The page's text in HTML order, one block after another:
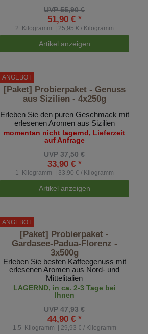
UVP 55,90 €
51,90 € *
2 Kilogramm | 25,95 € / Kilogramm
Artikel anzeigen
ANGEBOT
[Paket] Probierpaket - Genuss
aus Sizilien - 4x250g
Erleben Sie den puren Geschmack mit
erlesenen Aromen aus Sizilien
momentan nicht lagernd, Lieferzeit
auf Anfrage
UVP 37,50 €
33,90 € *
1 Kilogramm | 33,90 € / Kilogramm
Artikel anzeigen
ANGEBOT
[Paket] Probierpaket -
Gardasee-Padua-Florenz -
3x500g
Erleben Sie besten Kaffeegenuss mit
erlesenen Aromen aus Nord- und
Mittelitalien
LAGERND, in ca. 2-3 Tage bei
Ihnen
UVP 47,93 €
44,90 € *
1.5 Kilogramm | 29,93 € / Kilogramm